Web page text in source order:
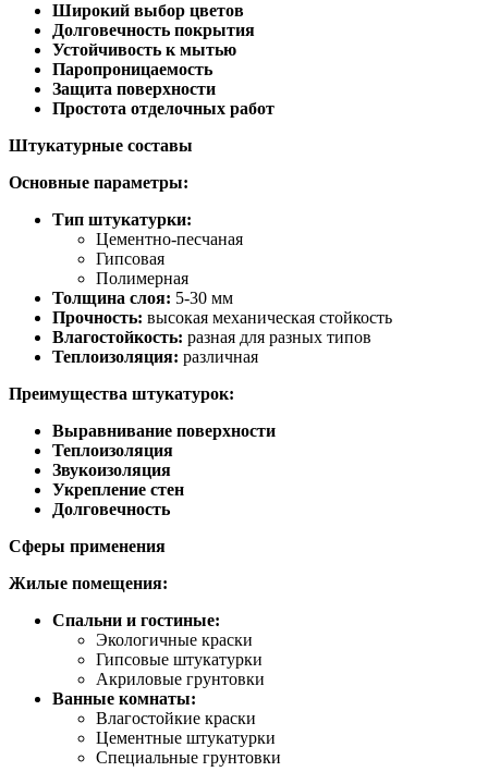
Широкий выбор цветов
Долговечность покрытия
Устойчивость к мытью
Паропроницаемость
Защита поверхности
Простота отделочных работ
Штукатурные составы
Основные параметры:
Тип штукатурки:
Цементно-песчаная
Гипсовая
Полимерная
Толщина слоя: 5-30 мм
Прочность: высокая механическая стойкость
Влагостойкость: разная для разных типов
Теплоизоляция: различная
Преимущества штукатурок:
Выравнивание поверхности
Теплоизоляция
Звукоизоляция
Укрепление стен
Долговечность
Сферы применения
Жилые помещения:
Спальни и гостиные:
Экологичные краски
Гипсовые штукатурки
Акриловые грунтовки
Ванные комнаты:
Влагостойкие краски
Цементные штукатурки
Специальные грунтовки